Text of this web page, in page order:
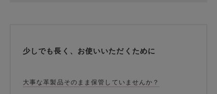
少しでも長く、お使いいただくために
大事な革製品そのまま保管していませんか？